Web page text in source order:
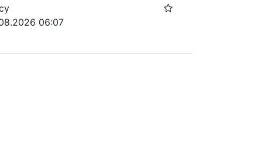
06:07